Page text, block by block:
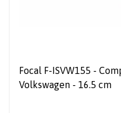
Focal F-ISVW155 -
Volkswagen - 16.5 cm